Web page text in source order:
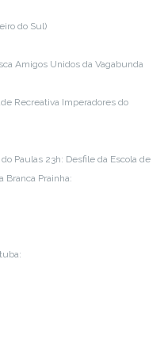
do Sul)
Amigos Unidos da Vagabunda
Recreativa Imperadores do
Paulas 23h: Desfile da Escola de
Branca Prainha: